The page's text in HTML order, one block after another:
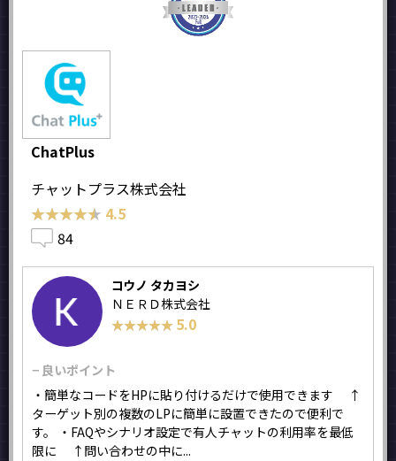
ChatPlus
チャットプラス株式会社
★★★★★
★★★★★ 4.5
84
コウノ タカヨシ
ＮＥＲＤ株式会社
★★★★★
★★★★★ 5.0
− 良いポイント
・簡単なコードをHPに貼り付けるだけで使用できます ↑
ターゲット別の複数のLPに簡単に設置できたので便利で
す。 ・FAQやシナリオ設定で有人チャットの利用率を最低
限に ↑問い合わせの中に...